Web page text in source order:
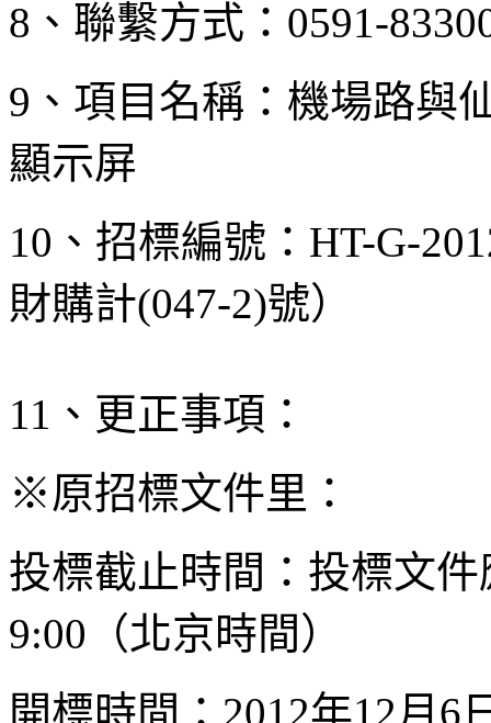
8、聯繫方式：0591-
9、項目名稱：機場路與
顯示屏
10、招標編號：HT-G-
財購計(047-2)號）
11、更正事項：
※原招標文件里：
投標截止時間：投標文
9:00（北京時間）
開標時間：2012年12月6